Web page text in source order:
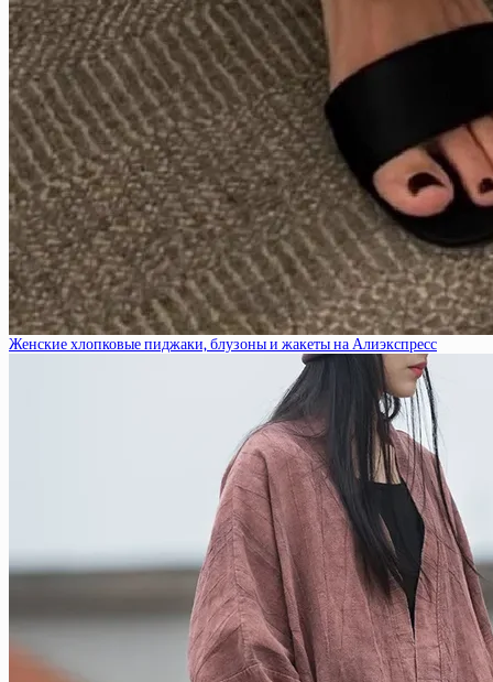
Женские хлопковые пиджаки, блузоны и жакеты на Алиэкспресс